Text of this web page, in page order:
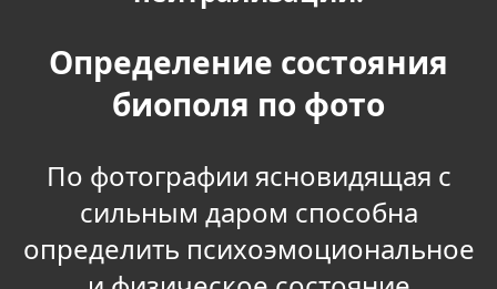
Определение состояния
биополя по фото
По фотографии ясновидящая с
сильным даром способна
определить психоэмоциональное